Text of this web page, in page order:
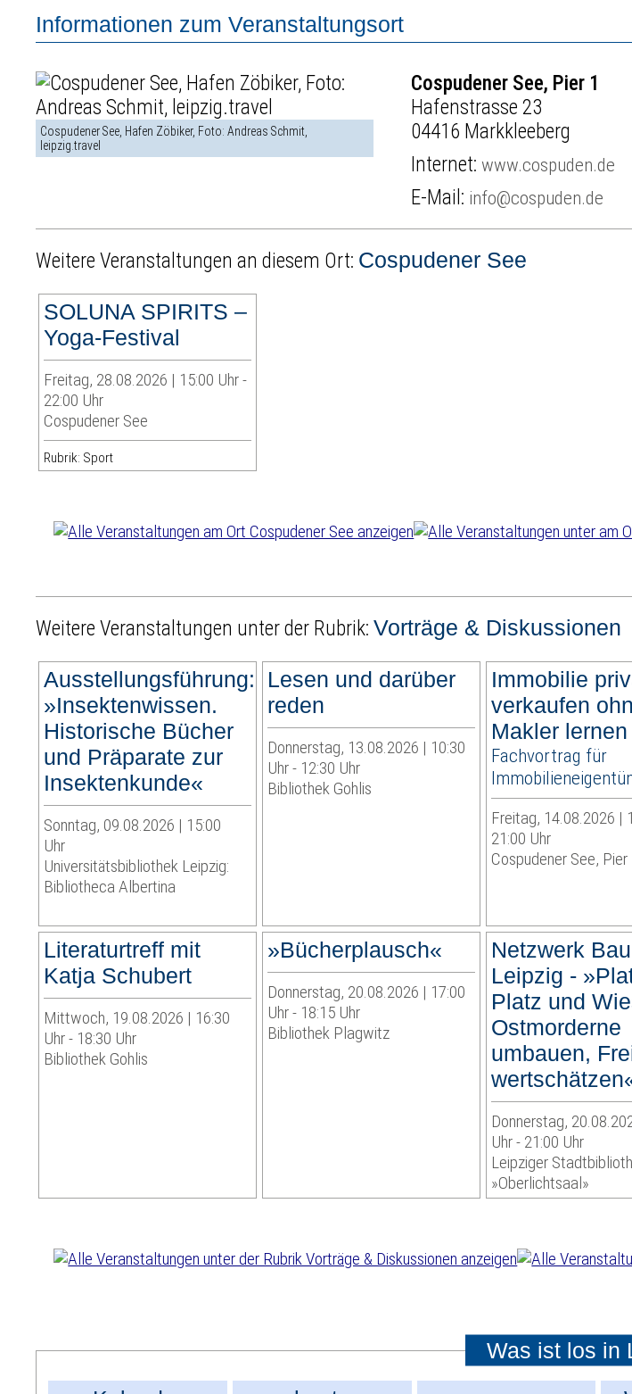
Informationen zum Veranstaltungsort
Cospudener See, Hafen Zöbiker, Foto: Andreas Schmit,
leipzig.travel
Cospudener See, Pier 1
Hafenstrasse 23
04416 Markkleeberg
Internet:www.cospuden.de
E-Mail: info@cospuden.de
Weitere Veranstaltungen an diesem Ort: Cospudener See
SOLUNA SPIRITS –
Yoga-Festival
Freitag, 28.08.2026 | 15:00 Uhr -
22:00 Uhr
Cospudener See
Rubrik: Sport
Weitere Veranstaltungen unter der Rubrik:Vorträge & Diskussionen
Ausstellungsführung:
»Insektenwissen.
Historische Bücher
und Präparate zur
Insektenkunde«
Sonntag, 09.08.2026 | 15:00
Uhr
Universitätsbibliothek Leipzig:
Bibliotheca Albertina
Lesen und darüber
reden
Donnerstag, 13.08.2026 | 10:30
Uhr - 12:30 Uhr
Bibliothek Gohlis
Immobilie
verkaufen
Makler lernen
Fachvortrag für
Freitag, 14.08.2026 |
21:00 Uhr
Cospudener See, Pier
Literaturtreff mit
Katja Schubert
Mittwoch, 19.08.2026 | 16:30
Uhr - 18:30 Uhr
Bibliothek Gohlis
»Bücherplausch«
Donnerstag, 20.08.2026 | 17:00
Uhr - 18:15 Uhr
Bibliothek Plagwitz
Netzwerk
Leipzig -
Platz und
Ostmorderne
umbauen,
Donnerstag,
Uhr - 21:00 Uhr
Leipziger
»Oberlichtsaal»
Was ist los in